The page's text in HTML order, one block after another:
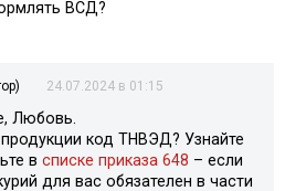
ВСД?
24.07.2024 в 01:15
Любовь.
продукции код ТНВЭД? Узнайте
в списке приказа 648 – если
для вас обязателен в части